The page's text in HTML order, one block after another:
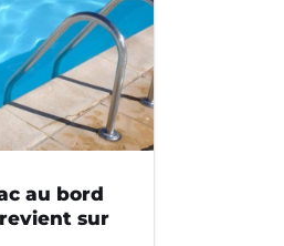
au bord
sur